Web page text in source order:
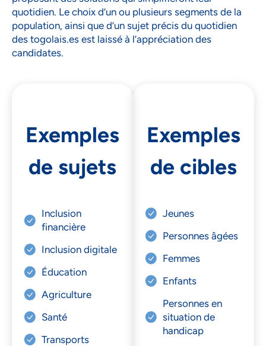
quotidien. Le choix d’un ou plusieurs segments de la
population, ainsi que d’un sujet précis du quotidien
des togolais.es est laissé à l’appréciation des
candidates.
Exemples
de sujets
Inclusion
financière
Inclusion digitale
Éducation
Agriculture
Santé
Transports
Exemples
de cibles
Jeunes
Personnes âgées
Femmes
Enfants
Personnes en
situation de
handicap